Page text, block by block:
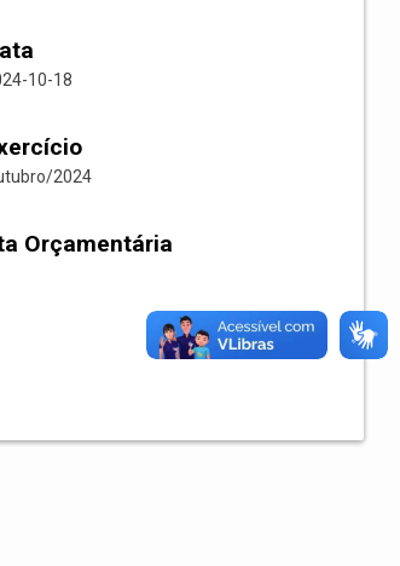
10-18
2024
Orçamentária